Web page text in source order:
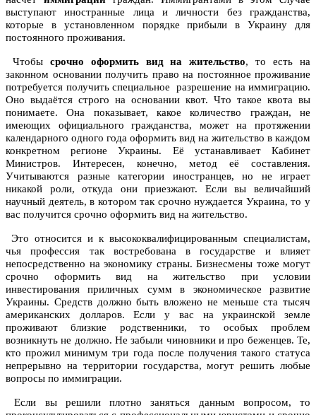
выступают иностранные лица и личности без гражданства,
которые в установленном порядке прибыли в Украину для
постоянного проживания.
Чтобы срочно оформить вид на жительство, то есть на
законном основании получить право на постоянное проживание
потребуется получить специальное разрешение на иммиграцию.
Оно выдаётся строго на основании квот. Что такое квота вы
понимаете. Она показывает, какое количество граждан, не
имеющих официального гражданства, может на протяжении
календарного одного года оформить вид на жительство в каждом
конкретном регионе Украины. Её устанавливает Кабинет
Министров. Интересен, конечно, метод её составления.
Учитываются разные категории иностранцев, но не играет
никакой роли, откуда они приезжают. Если вы величайший
научный деятель, в котором так срочно нуждается Украина, то у
вас получится срочно оформить вид на жительство.
Это относится и к высококвалифицированным специалистам,
чья профессия так востребована в государстве и влияет
непосредственно на экономику страны. Бизнесмены тоже могут
срочно оформить вид на жительство при условии
инвестирования приличных сумм в экономическое развитие
Украины. Средств должно быть вложено не меньше ста тысяч
американских долларов. Если у вас на украинской земле
проживают близкие родственники, то особых проблем
возникнуть не должно. Не забыли чиновники и про беженцев. Те,
кто прожил минимум три года после получения такого статуса
непрерывно на территории государства, могут решить любые
вопросы по иммиграции.
Если вы решили плотно заняться данным вопросом, то